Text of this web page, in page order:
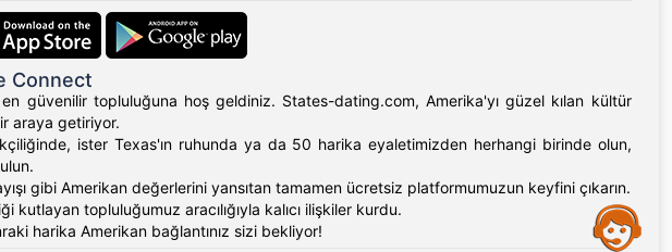
Connect
güvenilir topluluğuna hoş geldiniz. States-dating.com, Amerika'yı güzel kılan kültür
araya getiriyor.
ister Texas'ın ruhunda ya da 50 harika eyaletimizden herhangi birinde olun,
gibi Amerikan değerlerini yansıtan tamamen ücretsiz platformumuzun keyfini çıkarın.
topluluğumuz aracılığıyla kalıcı ilişkiler kurdu.
harika Amerikan bağlantınız sizi bekliyor!
Assistance